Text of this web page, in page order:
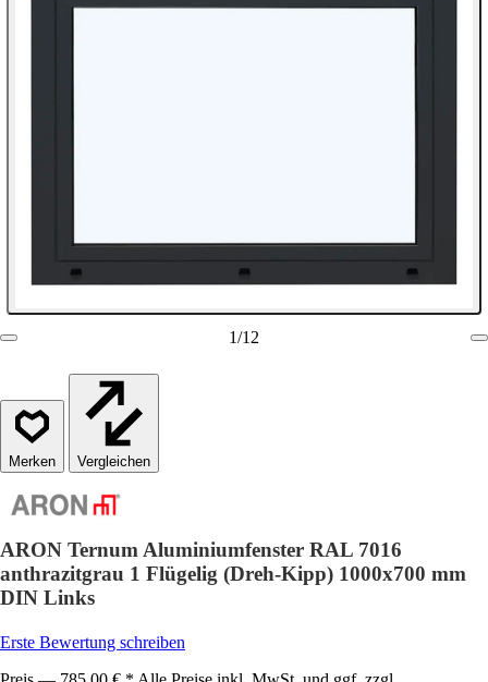
1/12
Vergleichen
ARON Ternum Aluminiumfenster RAL 7016
anthrazitgrau 1 Flügelig (Dreh-Kipp) 1000x700 mm
DIN Links
Erste Bewertung schreiben